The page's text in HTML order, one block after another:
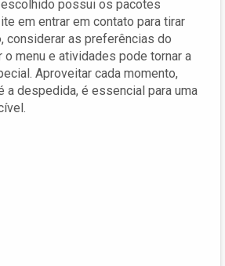
possui os pacotes
em entrar em contato para tirar
considerar as preferências do
menu e atividades pode tornar a
Aproveitar cada momento,
a despedida, é essencial para uma